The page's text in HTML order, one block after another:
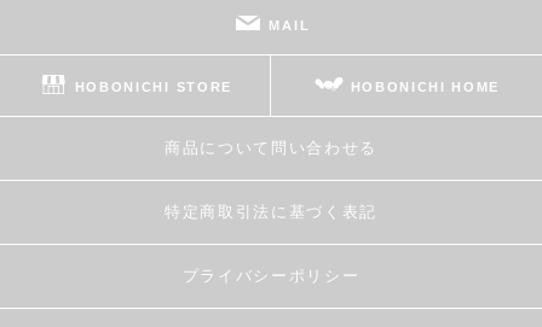
MAIL
HOBONICHI STORE HOBONICHI HOME
商品について問い合わせる
特定商取引法に基づく表記
プライバシーポリシー